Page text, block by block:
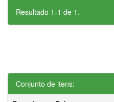
Resultado 1-1 de 1.
Conjunto de itens: